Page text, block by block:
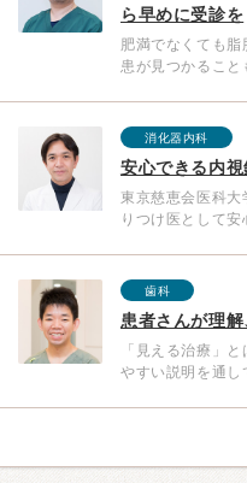
ら早めに受診を
肥満でなくても
患が見つかること
消化器内科
安心できる内
東京慈恵会医科
りつけ医として安
歯科
患者さんが理
「見える治療」
やすい説明を通し